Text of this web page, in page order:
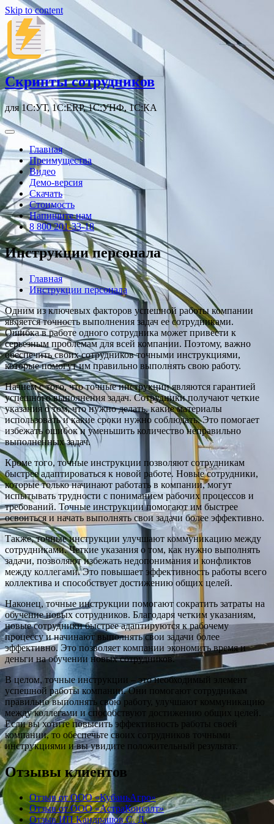
Skip to content
Скрипты сотрудников
для 1С:УТ, 1С:ERP, 1С:УНФ, 1С:КА
Главная
Преимущества
Видео
Демо-версия
Скачать
Стоимость
Напишите нам
8 800 201-33-18
Инструкции персонала
Главная
Инструкции персонала
Одним из ключевых факторов успешной работы компании
является точность выполнения задач ее сотрудниками.
Ошибка в работе одного сотрудника может привести к
серьезным проблемам для всей компании. Поэтому, важно
обеспечить своих сотрудников точными инструкциями,
которые помогут им правильно выполнять свою работу.
Начнем с того, что точные инструкции являются гарантией
успешного выполнения задач. Сотрудники получают четкие
указания о том, что нужно делать, какие материалы
использовать и какие сроки нужно соблюдать. Это помогает
избежать ошибок и уменьшить количество неправильно
выполненных задач.
Кроме того, точные инструкции позволяют сотрудникам
быстрее адаптироваться к новой работе. Новые сотрудники,
которые только начинают работать в компании, могут
испытывать трудности с пониманием рабочих процессов и
требований. Точные инструкции помогают им быстрее
освоиться и начать выполнять свои задачи более эффективно.
Также, точные инструкции улучшают коммуникацию между
сотрудниками. Четкие указания о том, как нужно выполнять
задачи, позволяют избежать недопонимания и конфликтов
между коллегами. Это повышает эффективность работы всего
коллектива и способствует достижению общих целей.
Наконец, точные инструкции помогают сократить затраты на
обучение новых сотрудников. Благодаря четким указаниям,
новые сотрудники быстрее адаптируются к рабочему
процессу и начинают выполнять свои задачи более
эффективно. Это позволяет компании экономить время и
деньги на обучении новых сотрудников.
В целом, точные инструкции – это необходимый элемент
успешной работы компании. Они помогают сотрудникам
правильно выполнять свою работу, улучшают коммуникацию
между коллегами и способствуют достижению общих целей.
Если вы хотите повысить эффективность работы своей
компании, то обеспечьте своих сотрудников точными
инструкциями и вы увидите положительный результат.
Отзывы клиентов
Отзыв от ООО «КубаньАгро»
Отзыв от ООО «АстраКонсалт»
Отзыв ИП Кандрашов С. Д.